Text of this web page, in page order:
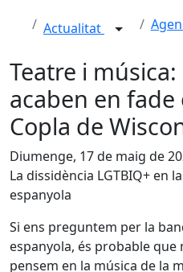
Actualitat
Teatre i
acaben en fade
Copla de
Diumenge, 17 de maig de
La dissidència LGTBIQ+ en
espanyola
Si ens preguntem per la
espanyola, és probable
pensem en la música de la